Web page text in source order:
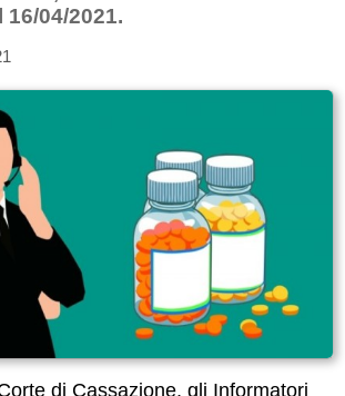
04/2021.
di Cassazione, gli Informatori